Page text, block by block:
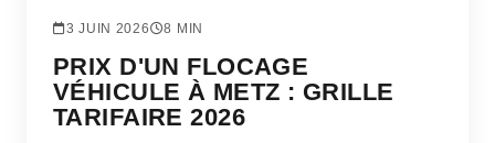
3 JUIN 2026 8 MIN
PRIX D'UN FLOCAGE
VÉHICULE À METZ : GRILLE
TARIFAIRE 2026